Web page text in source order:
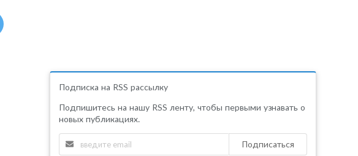
Подписка на RSS рассылку
Подпишитесь на нашу RSS ленту, чтобы первыми узнавать о
новых публикациях.
Подписаться